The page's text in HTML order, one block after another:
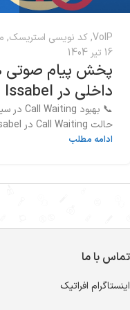
VoIP
,کد نویسی استریسک,
16 تیر 1404
پخش پیام صوتی
داخلی در Issabel
حالت Call Waiting در Issabel این است که...
ادامه مطلب
تماس با ما
اینستاگرام افراتیک